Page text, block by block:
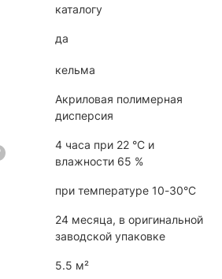
каталогу
да
кельма
Акриловая полимерная
дисперсия
4 часа при 22 °C и
влажности 65 %
при температуре 10-30°С
24 месяца, в оригинальной
заводской упаковке
5.5 м²